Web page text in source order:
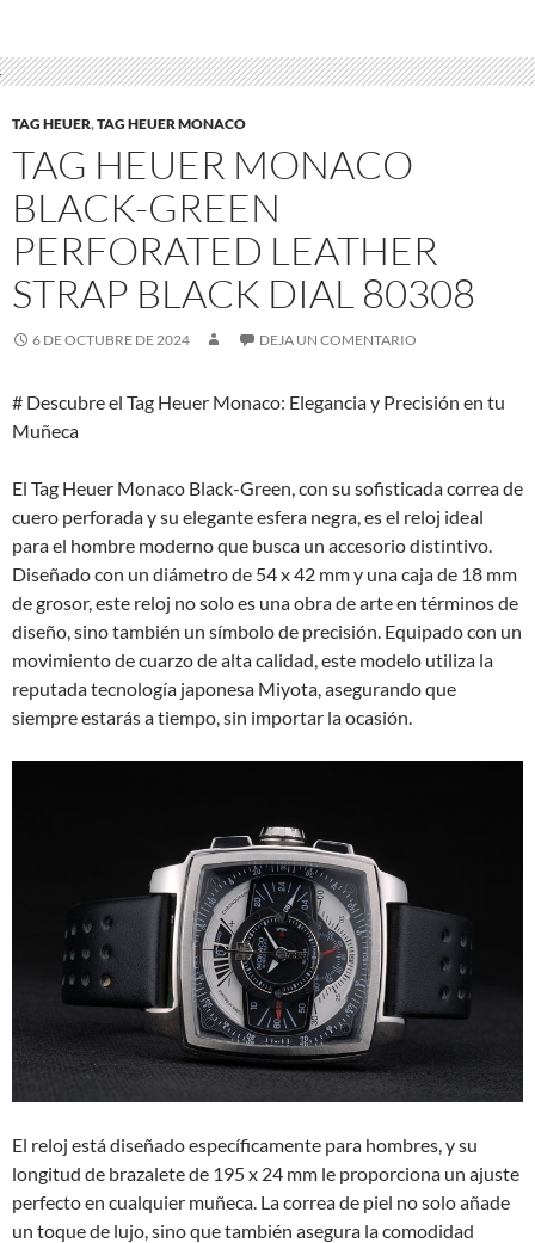
TAG HEUER,TAG HEUER MONACO
TAG HEUER MONACO
BLACK-GREEN
PERFORATED LEATHER
STRAP BLACK DIAL 80308
6 DE OCTUBRE DE 2024 DEJA UN COMENTARIO
# Descubre el Tag Heuer Monaco: Elegancia y Precisión en tu
Muñeca
El Tag Heuer Monaco Black-Green, con su sofisticada correa de
cuero perforada y su elegante esfera negra, es el reloj ideal
para el hombre moderno que busca un accesorio distintivo.
Diseñado con un diámetro de 54 x 42 mm y una caja de 18 mm
de grosor, este reloj no solo es una obra de arte en términos de
diseño, sino también un símbolo de precisión. Equipado con un
movimiento de cuarzo de alta calidad, este modelo utiliza la
reputada tecnología japonesa Miyota, asegurando que
siempre estarás a tiempo, sin importar la ocasión.
El reloj está diseñado específicamente para hombres, y su
longitud de brazalete de 195 x 24 mm le proporciona un ajuste
perfecto en cualquier muñeca. La correa de piel no solo añade
un toque de lujo, sino que también asegura la comodidad